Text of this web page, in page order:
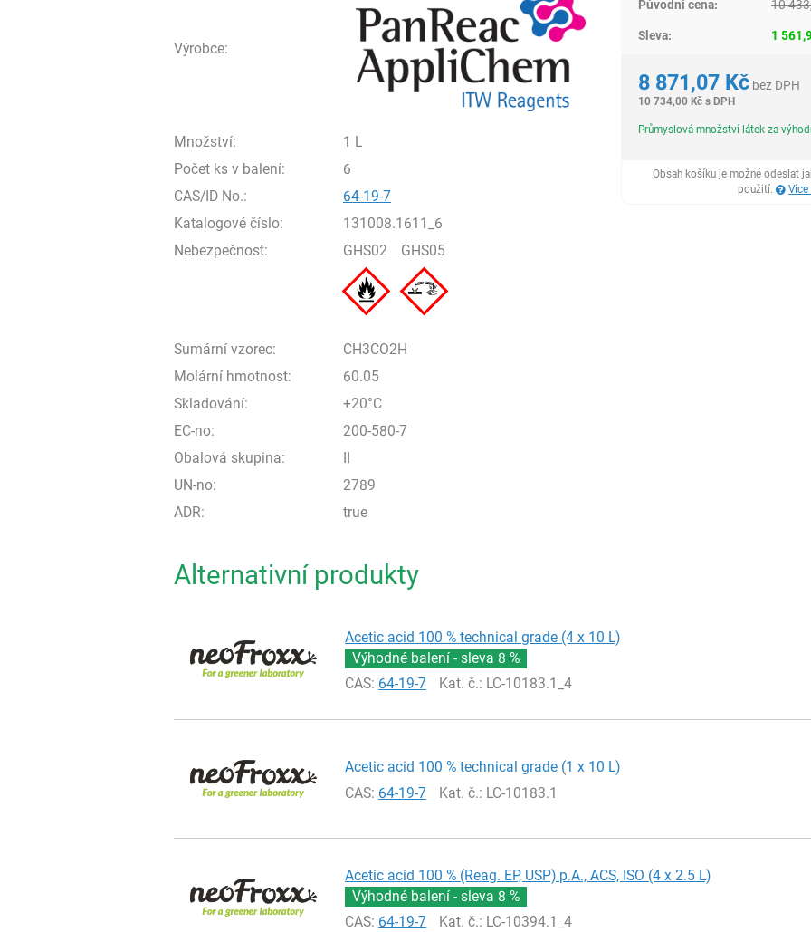
Výrobce:
Množství:
1 L
Počet ks v balení:
6
CAS/ID No.:
64-19-7
Katalogové číslo:
131008.1611_6
Nebezpečnost:
GHS02 GHS05
Sumární vzorec:
CH3CO2H
Molární hmotnost:
60.05
Skladování:
+20°C
EC-no:
200-580-7
Obalová skupina:
II
UN-no:
2789
ADR:
true
Původní cena: 10
Sleva: 1
8 871,07 Kč bez DPH
10 734,00 Kč s DPH
Průmyslová množství látek za
Obsah košíku je možné odeslat
použití.
Alternativní produkty
Acetic acid 100 % technical grade (4 x 10 L)
Výhodné balení - sleva 8 %
CAS: 64-19-7 Kat. č.: LC-10183.1_4
Acetic acid 100 % technical grade (1 x 10 L)
CAS: 64-19-7 Kat. č.: LC-10183.1
Acetic acid 100 % (Reag. EP, USP) p.A., ACS, ISO (4 x 2.5 L)
Výhodné balení - sleva 8 %
CAS: 64-19-7 Kat. č.: LC-10394.1_4